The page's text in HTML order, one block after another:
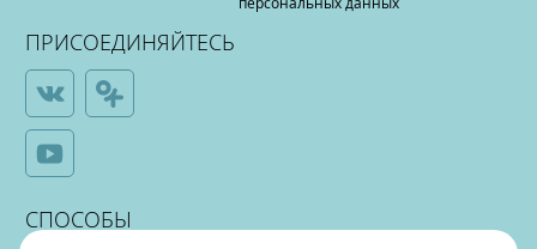
ПРИСОЕДИНЯЙТЕСЬ
СПОСОБЫ